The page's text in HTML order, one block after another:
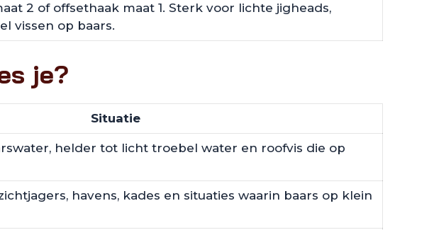
2 of offsethaak maat 1. Sterk voor lichte jigheads,
vissen op baars.
je?
Situatie
helder tot licht troebel water en roofvis die op
havens, kades en situaties waarin baars op klein